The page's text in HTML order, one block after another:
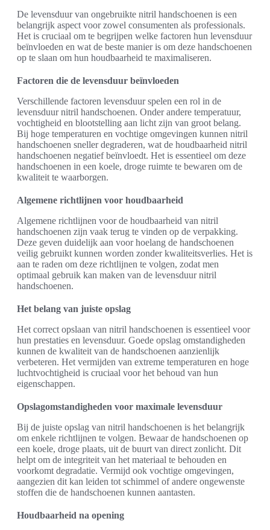
De levensduur van ongebruikte nitril handschoenen is een
belangrijk aspect voor zowel consumenten als professionals.
Het is cruciaal om te begrijpen welke factoren hun levensduur
beïnvloeden en wat de beste manier is om deze handschoenen
op te slaan om hun houdbaarheid te maximaliseren.
Factoren die de levensduur beïnvloeden
Verschillende factoren levensduur spelen een rol in de
levensduur nitril handschoenen. Onder andere temperatuur,
vochtigheid en blootstelling aan licht zijn van groot belang.
Bij hoge temperaturen en vochtige omgevingen kunnen nitril
handschoenen sneller degraderen, wat de houdbaarheid nitril
handschoenen negatief beïnvloedt. Het is essentieel om deze
handschoenen in een koele, droge ruimte te bewaren om de
kwaliteit te waarborgen.
Algemene richtlijnen voor houdbaarheid
Algemene richtlijnen voor de houdbaarheid van nitril
handschoenen zijn vaak terug te vinden op de verpakking.
Deze geven duidelijk aan voor hoelang de handschoenen
veilig gebruikt kunnen worden zonder kwaliteitsverlies. Het is
aan te raden om deze richtlijnen te volgen, zodat men
optimaal gebruik kan maken van de levensduur nitril
handschoenen.
Het belang van juiste opslag
Het correct opslaan van nitril handschoenen is essentieel voor
hun prestaties en levensduur. Goede opslag omstandigheden
kunnen de kwaliteit van de handschoenen aanzienlijk
verbeteren. Het vermijden van extreme temperaturen en hoge
luchtvochtigheid is cruciaal voor het behoud van hun
eigenschappen.
Opslagomstandigheden voor maximale levensduur
Bij de juiste opslag van nitril handschoenen is het belangrijk
om enkele richtlijnen te volgen. Bewaar de handschoenen op
een koele, droge plaats, uit de buurt van direct zonlicht. Dit
helpt om de integriteit van het materiaal te behouden en
voorkomt degradatie. Vermijd ook vochtige omgevingen,
aangezien dit kan leiden tot schimmel of andere ongewenste
stoffen die de handschoenen kunnen aantasten.
Houdbaarheid na opening